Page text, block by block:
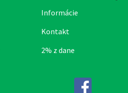
Informácie
Kontakt
2% z dane